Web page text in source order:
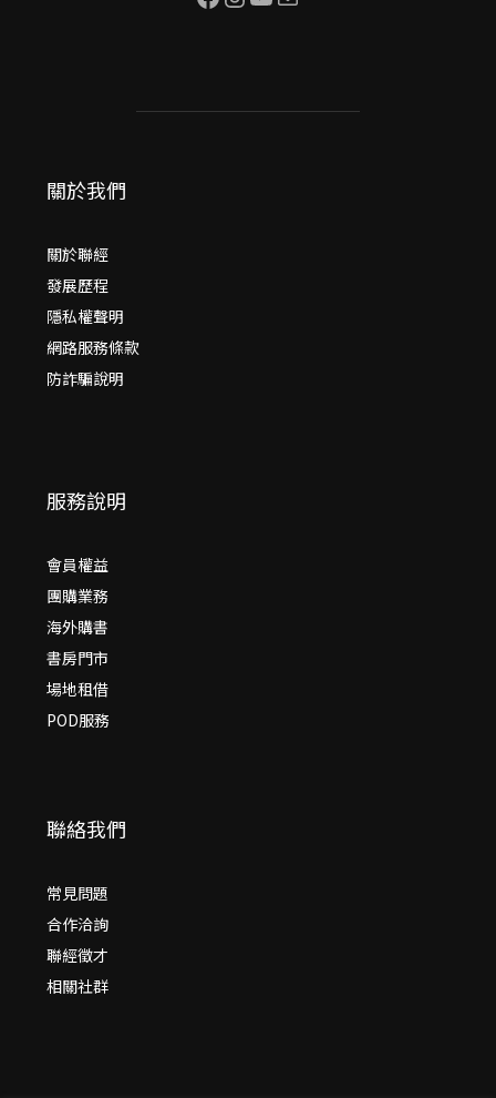
關於我們
關於聯經
發展歷程
隱私權聲明
網路服務條款
防詐騙說明
服務說明
會員權益
團購業務
海外購書
書房門市
場地租借
POD服務
聯絡我們
常見問題
合作洽詢
聯經徵才
相關社群